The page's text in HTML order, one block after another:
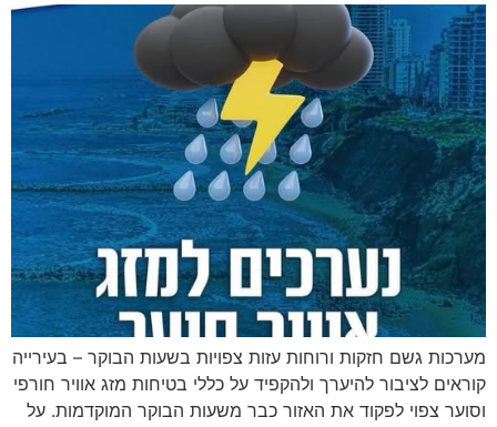
מערכות גשם חזקות ורוחות עזות צפויות בשעות הבוקר – בעירייה
קוראים לציבור להיערך ולהקפיד על כללי בטיחות מזג אוויר חורפי
וסוער צפוי לפקוד את האזור כבר משעות הבוקר המוקדמות. על